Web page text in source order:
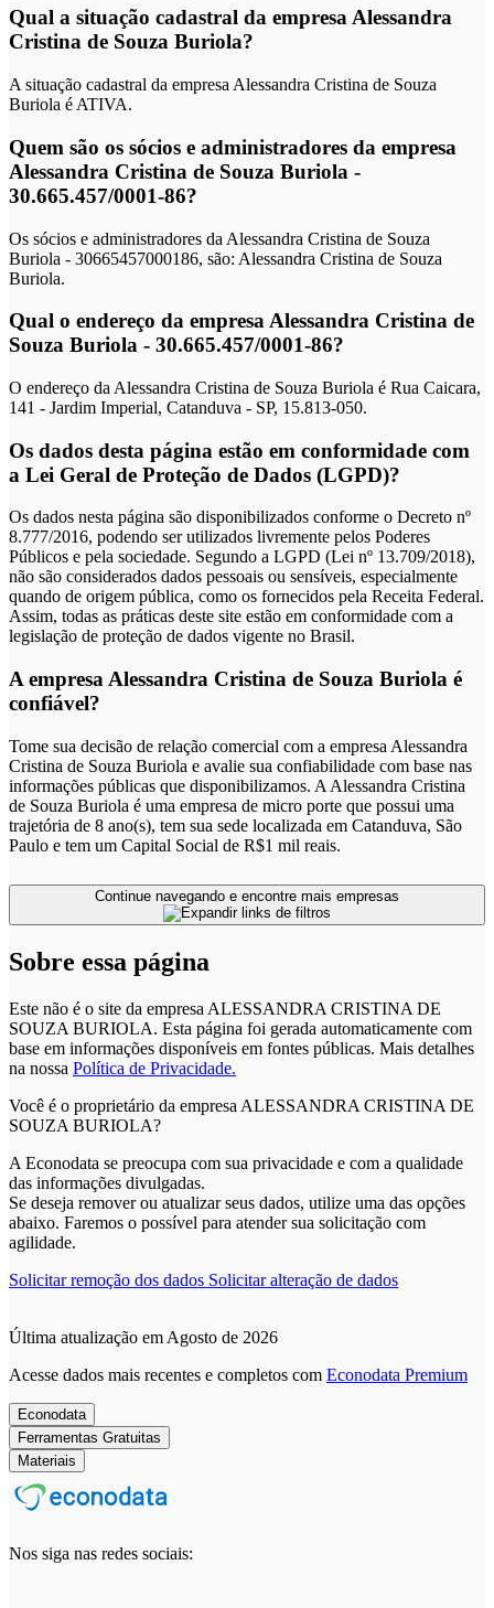
Qual a situação cadastral da empresa Alessandra
Cristina de Souza Buriola?
A situação cadastral da empresa Alessandra Cristina de Souza
Buriola é ATIVA.
Quem são os sócios e administradores da empresa
Alessandra Cristina de Souza Buriola -
30.665.457/0001-86?
Os sócios e administradores da Alessandra Cristina de Souza
Buriola - 30665457000186, são: Alessandra Cristina de Souza
Buriola.
Qual o endereço da empresa Alessandra Cristina de
Souza Buriola - 30.665.457/0001-86?
O endereço da Alessandra Cristina de Souza Buriola é Rua Caicara,
141 - Jardim Imperial, Catanduva - SP, 15.813-050.
Os dados desta página estão em conformidade com
a Lei Geral de Proteção de Dados (LGPD)?
Os dados nesta página são disponibilizados conforme o Decreto nº
8.777/2016, podendo ser utilizados livremente pelos Poderes
Públicos e pela sociedade. Segundo a LGPD (Lei nº 13.709/2018),
não são considerados dados pessoais ou sensíveis, especialmente
quando de origem pública, como os fornecidos pela Receita Federal.
Assim, todas as práticas deste site estão em conformidade com a
legislação de proteção de dados vigente no Brasil.
A empresa Alessandra Cristina de Souza Buriola é
confiável?
Tome sua decisão de relação comercial com a empresa Alessandra
Cristina de Souza Buriola e avalie sua confiabilidade com base nas
informações públicas que disponibilizamos. A Alessandra Cristina
de Souza Buriola é uma empresa de micro porte que possui uma
trajetória de 8 ano(s), tem sua sede localizada em Catanduva, São
Paulo e tem um Capital Social de R$1 mil reais.
Sobre essa página
Este não é o site da empresa ALESSANDRA CRISTINA DE
SOUZA BURIOLA. Esta página foi gerada automaticamente com
base em informações disponíveis em fontes públicas. Mais detalhes
na nossa Política de Privacidade.
Você é o proprietário da empresa ALESSANDRA CRISTINA DE
SOUZA BURIOLA?
A Econodata se preocupa com sua privacidade e com a qualidade
das informações divulgadas.
Se deseja remover ou atualizar seus dados, utilize uma das opções
abaixo. Faremos o possível para atender sua solicitação com
agilidade.
Solicitar remoção dos dados Solicitar alteração de dados
Última atualização em Agosto de 2026
Acesse dados mais recentes e completos com Econodata Premium
Econodata
Ferramentas Gratuitas
Materiais
Nos siga nas redes sociais: